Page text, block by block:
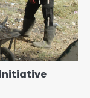
initiative